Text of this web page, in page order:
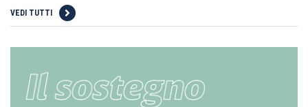
VEDI TUTTI